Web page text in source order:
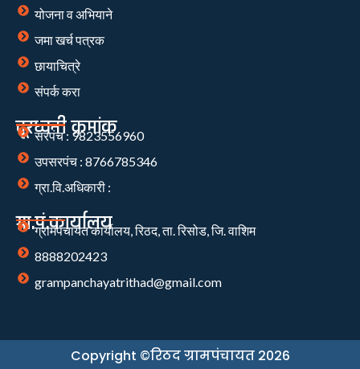
योजना व अभियाने
जमा खर्च पत्रक
छायाचित्रे
संपर्क करा
दूरध्वनी क्रमांक
सरपंच : 9823556960
उपसरपंच : 8766785346
ग्रा.वि.अधिकारी :
ग्रा.पं.कार्यालय
ग्रामपंचायत कार्यालय, रिठद, ता. रिसोड, जि. वाशिम
8888202423
grampanchayatrithad@gmail.com
Copyright ©रिठद ग्रामपंचायत 2026